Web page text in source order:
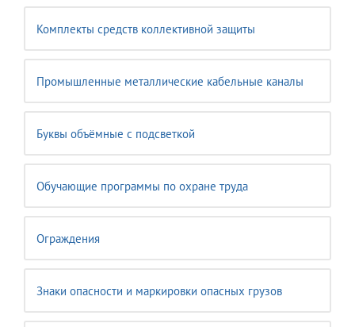
Комплекты средств коллективной защиты
Промышленные металлические кабельные каналы
Буквы объёмные с подсветкой
Обучающие программы по охране труда
Ограждения
Знаки опасности и маркировки опасных грузов